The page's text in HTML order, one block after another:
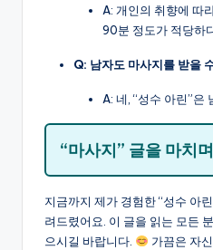
A: 개인의 취향에 따
90분 정도가 적당하
Q: 남자도 마사지를 받을
A: 네, “성수 아린”은
“마사지” 글을 마치
지금까지 제가 경험한 “성수 아
려드렸어요. 이 글을 읽는 모든
으시길 바랍니다.
가끔은 자